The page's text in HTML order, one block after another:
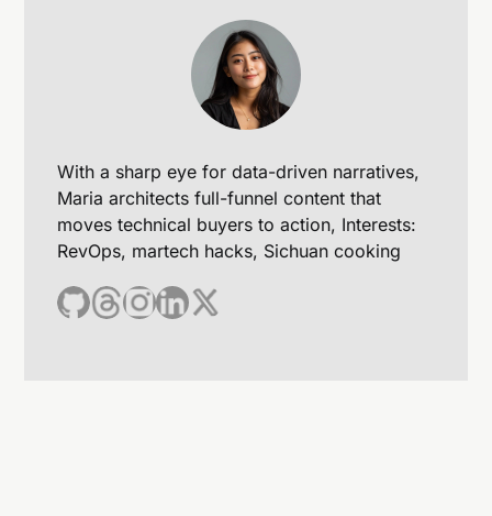
With a sharp eye for data-driven narratives,
Maria architects full-funnel content that
moves technical buyers to action, Interests:
RevOps, martech hacks, Sichuan cooking